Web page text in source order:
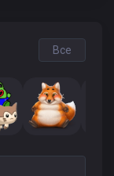
Все